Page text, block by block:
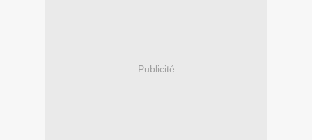
Publicité